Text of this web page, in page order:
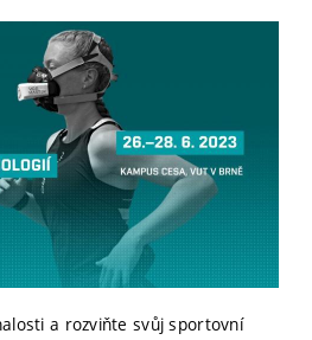
a rozviňte svůj sportovní